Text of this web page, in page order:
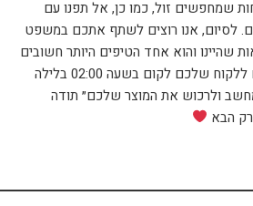
שמחפשים זול, כמו כן, אל תפנו עם
לסיום, אנו רוצים לשתף אתכם במשפט
שהיינו והוא אחד הטיפים היותר חשובים
לנו ולכם: ״חשבו מה יגרום ללקוח שלכם לקום בשעה 02:00 בלילה
ולרכוש את המוצר שלכם״ תודה
הבא